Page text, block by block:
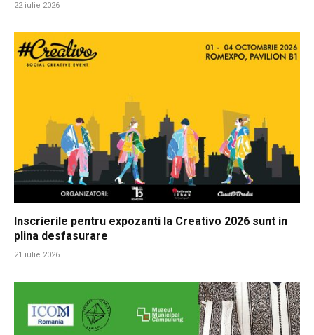
22 iulie 2026
Inscrierile pentru expozanti la Creativo 2026 sunt in
plina desfasurare
21 iulie 2026